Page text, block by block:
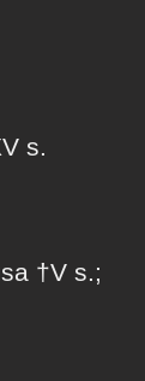
s.
†V s.;